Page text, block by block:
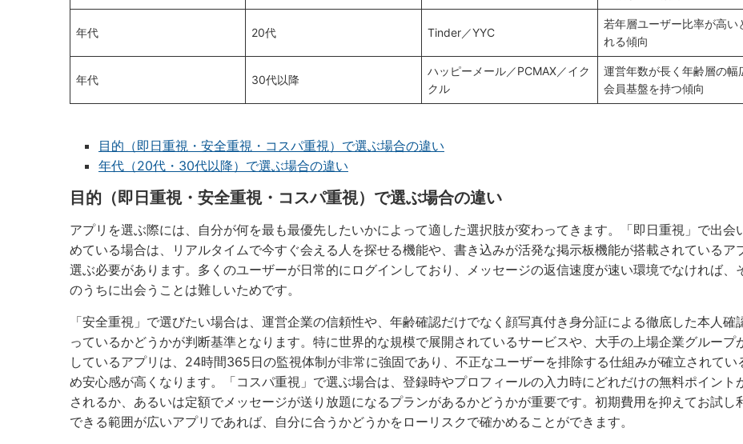
年代 20代 Tinder／YYC
若年層ユーザー比率が高い
れる傾向
年代 30代以降
ハッピーメール／PCMAX／イク
クル
運営年数が長く年齢層の幅
会員基盤を持つ傾向
目的（即日重視・安全重視・コスパ重視）で選ぶ場合の違い
年代（20代・30代以降）で選ぶ場合の違い
目的（即日重視・安全重視・コスパ重視）で選ぶ場合の違い
アプリを選ぶ際には、自分が何を最も最優先したいかによって適した選択肢が変わってきます。「即日重視」で出会
めている場合は、リアルタイムで今すぐ会える人を探せる機能や、書き込みが活発な掲示板機能が搭載されているア
選ぶ必要があります。多くのユーザーが日常的にログインしており、メッセージの返信速度が速い環境でなければ、
のうちに出会うことは難しいためです。
「安全重視」で選びたい場合は、運営企業の信頼性や、年齢確認だけでなく顔写真付き身分証による徹底した本人確
っているかどうかが判断基準となります。特に世界的な規模で展開されているサービスや、大手の上場企業グループ
しているアプリは、24時間365日の監視体制が非常に強固であり、不正なユーザーを排除する仕組みが確立されてい
め安心感が高くなります。「コスパ重視」で選ぶ場合は、登録時やプロフィールの入力時にどれだけの無料ポイント
されるか、あるいは定額でメッセージが送り放題になるプランがあるかどうかが重要です。初期費用を抑えてお試し
できる範囲が広いアプリであれば、自分に合うかどうかをローリスクで確かめることができます。